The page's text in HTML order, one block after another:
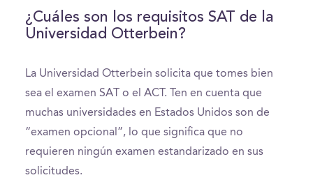
¿Cuáles son los requisitos SAT de la
Universidad Otterbein?
La Universidad Otterbein solicita que tomes bien
sea el examen SAT o el ACT. Ten en cuenta que
muchas universidades en Estados Unidos son de
“examen opcional”, lo que significa que no
requieren ningún examen estandarizado en sus
solicitudes.